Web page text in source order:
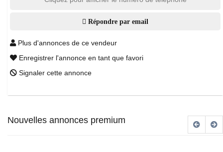
Répondre par email
Plus d'annonces de ce vendeur
Enregistrer l'annonce en tant que favori
Signaler cette annonce
Nouvelles annonces premium